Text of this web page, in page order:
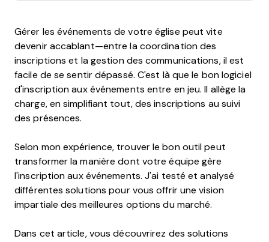
Gérer les événements de votre église peut vite
devenir accablant—entre la coordination des
inscriptions et la gestion des communications, il est
facile de se sentir dépassé. C'est là que le bon logiciel
d'inscription aux événements entre en jeu. Il allège la
charge, en simplifiant tout, des inscriptions au suivi
des présences.
Selon mon expérience, trouver le bon outil peut
transformer la manière dont votre équipe gère
l'inscription aux événements. J'ai testé et analysé
différentes solutions pour vous offrir une vision
impartiale des meilleures options du marché.
Dans cet article, vous découvrirez des solutions